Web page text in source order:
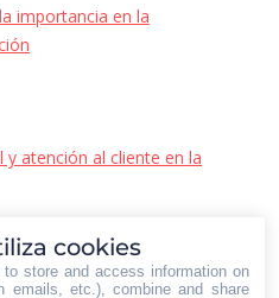
importancia en la
atención al cliente en la
cookies
to store and access information on
emails, etc.), combine and share